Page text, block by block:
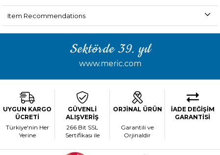
Item Recommendations
Sektörde 39. yıl
www.meric.com
UYGUN KARGO
ÜCRETİ
Türkiye'nin Her
Yerine
GÜVENLİ
ALIŞVERİŞ
266 Bit SSL
Sertifikası ile
ORJİNAL ÜRÜN
Garantili ve
Orjinaldir
İADE DEĞİŞİM
GARANTİSİ